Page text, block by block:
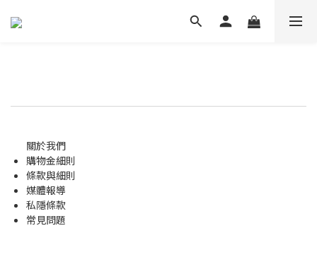
關於我們
購物金細則
條款與細則
媒體報導
私隱條款
常見問題